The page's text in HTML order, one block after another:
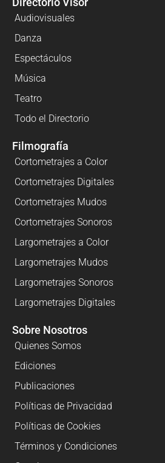
Audiovisuales
Danza
Espectáculos
Música
Teatro
Todo el Directorio
Filmografía
Cortometrajes a Color
Cortometrajes Digitales
Cortometrajes Mudos
Cortometrajes Sonoros
Largometrajes a Color
Largometrajes Mudos
Largometrajes Sonoros
Largometrajes Digitales
Sobre Nosotros
Quienes Somos
Ediciones
Publicaciones
Políticas de Privacidad
Políticas de Cookies
Términos y Condiciones